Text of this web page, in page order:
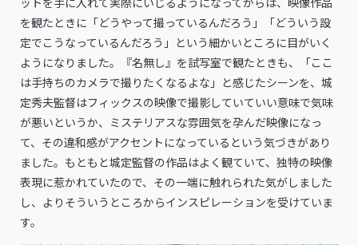
を観たときに「どうやって撮っているんだろう」「どういう設
定でこうなっているんだろう」という細かいところに目がいく
ようになりました。『名無し』を試写室で観たときも、「ここ
は手持ちのカメラで撮りたくなるよな」と感じたシーンを、城
定秀夫監督はフィックスの映像で撮影していていい意味で気味
が悪いというか、ミステリアスな雰囲気を孕んだ映像になっ
て、その違和感がアクセントになっているという気づきがあり
ました。もともと城定監督の作品はよく観ていて、独特の映像
表現に惹かれていたので、その一端に触れられた気がしました
し、よりそういうところからインスピレーションを受けていま
す。